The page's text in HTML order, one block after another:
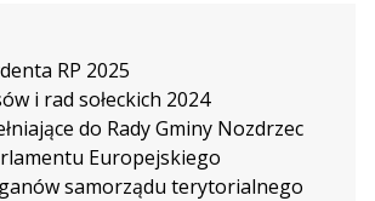
RP 2025
i rad sołeckich 2024
do Rady Gminy Nozdrzec
Europejskiego
samorządu terytorialnego